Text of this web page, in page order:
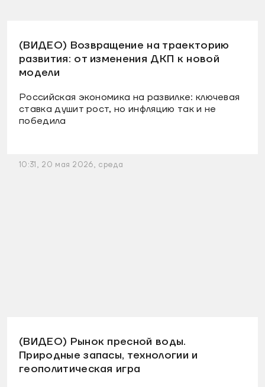
(ВИДЕО) Возвращение на траекторию
развития: от изменения ДКП к новой
модели
Российская экономика на развилке: ключевая
ставка душит рост, но инфляцию так и не
победила
10:31, 20 мая 2026, среда
(ВИДЕО) Рынок пресной воды.
Природные запасы, технологии и
геополитическая игра